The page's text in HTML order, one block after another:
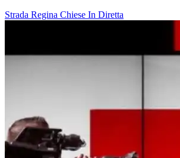
Strada Regina Chiese In Diretta